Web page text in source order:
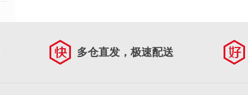
多仓直发，极速配送